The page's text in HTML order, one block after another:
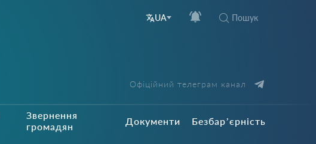
UA Пошук
Офіційний телеграм канал
Звернення
громадян
Документи Безбар’єрність